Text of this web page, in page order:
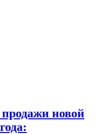
новой